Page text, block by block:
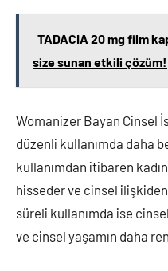
TADACIA 20 mg film
size sunan etkili çözüm!
Womanizer Bayan Cinsel
düzenli kullanımda daha
kullanımdan itibaren
hisseder ve cinsel
süreli kullanımda ise
ve cinsel yaşamın daha